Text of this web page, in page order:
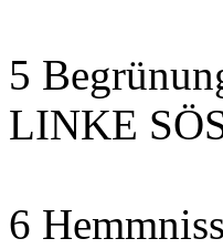
5
LINKE
6